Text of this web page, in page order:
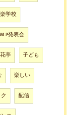
学校
発表会
亭 子ども
楽しい
配信